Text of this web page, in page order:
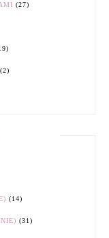
(27)
(2)
(14)
(31)